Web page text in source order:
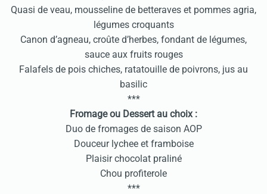
Quasi de veau, mousseline de betteraves et pommes agria,
légumes croquants
Canon d’agneau, croûte d’herbes, fondant de légumes,
sauce aux fruits rouges
Falafels de pois chiches, ratatouille de poivrons, jus au
basilic
***
Fromage ou Dessert au choix :
Duo de fromages de saison AOP
Douceur lychee et framboise
Plaisir chocolat praliné
Chou profiterole
***